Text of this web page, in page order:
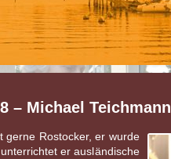
– Michael Teichmann
gerne Rostocker, er wurde
er ausländische